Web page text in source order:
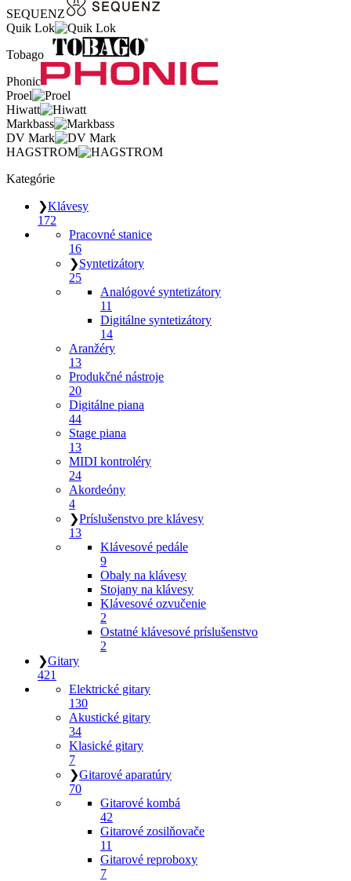
SEQUENZ
Quik Lok
Tobago
Phonic
Proel
Hiwatt
Markbass
DV Mark
HAGSTROM
Kategórie
❯Klávesy
172
Pracovné stanice
16
❯Syntetizátory
25
Analógové syntetizátory
11
Digitálne syntetizátory
14
Aranžéry
13
Produkčné nástroje
20
Digitálne piana
44
Stage piana
13
MIDI kontroléry
24
Akordeóny
4
❯Príslušenstvo pre klávesy
13
Klávesové pedále
9
Obaly na klávesy
Stojany na klávesy
Klávesové ozvučenie
2
Ostatné klávesové príslušenstvo
2
❯Gitary
421
Elektrické gitary
130
Akustické gitary
34
Klasické gitary
7
❯Gitarové aparatúry
70
Gitarové kombá
42
Gitarové zosilňovače
11
Gitarové reproboxy
7